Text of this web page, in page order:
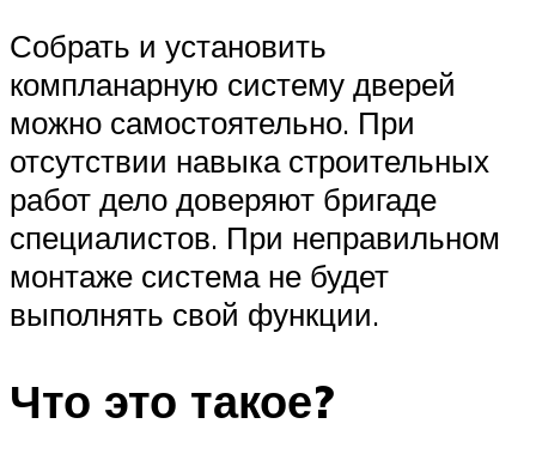
Собрать и установить
компланарную систему дверей
можно самостоятельно. При
отсутствии навыка строительных
работ дело доверяют бригаде
специалистов. При неправильном
монтаже система не будет
выполнять свой функции.
Что это такое?